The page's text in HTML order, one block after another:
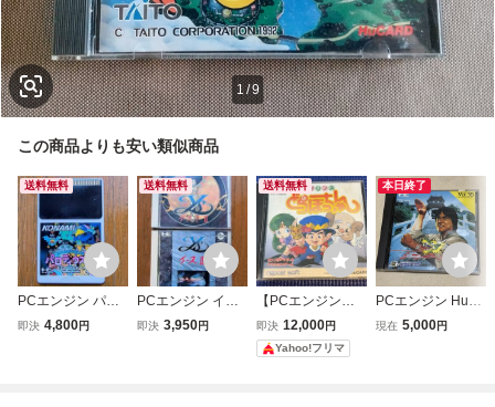
1/9
この商品よりも安い類似商品
送料無料
PCエンジン パロ
ディウスだ！
即決 4,800円
送料無料
PCエンジン イー
スⅠ・Ⅱ & イース
即決 3,950円
送料無料
【PCエンジン】
魔界プリンス ど
らぼっちゃん
即決 12,000円
Yahoo!フリマ
本日終了
PCエンジン HuC
ARD ジャッキー
現在 5,000円